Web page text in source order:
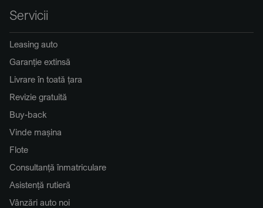
Servicii
Leasing auto
Garanție extinsă
Livrare în toată țara
Revizie gratuită
Buy-back
Vinde mașina
Flote
Consultanță înmatriculare
Asistență rutieră
Vânzări auto noi